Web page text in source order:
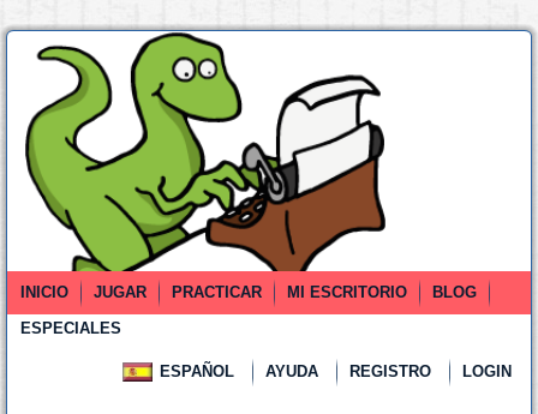
INICIO JUGAR PRACTICAR MI ESCRITORIO
BLOG
ESPECIALES
ESPAÑOL AYUDA REGISTRO LOGIN